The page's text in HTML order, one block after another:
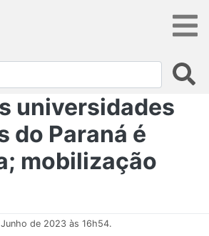
universidades
do Paraná é
mobilização
de 2023 às 16h54.